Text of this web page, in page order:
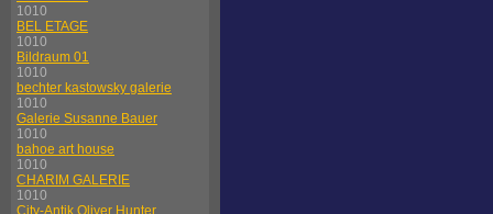
1010
BEL ETAGE
1010
Bildraum 01
1010
bechter kastowsky galerie
1010
Galerie Susanne Bauer
1010
bahoe art house
1010
CHARIM GALERIE
1010
City-Antik Oliver Hunter